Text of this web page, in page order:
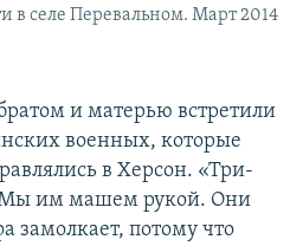
в селе Перевальном. Март 2014
и матерью встретили
военных, которые
в Херсон. «Три-
Мы им машем рукой. Они
замолкает, потому что